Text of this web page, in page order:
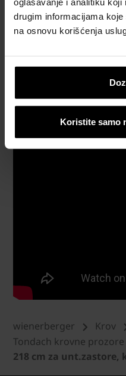
drugim informacijama
na osnovu korišćenja
Koristite samo
besplatan
uzorak
crepa
Katalozi,
dokumentacija
wienerberger Krov
Tondach krovne prozore
218 cm za unt.zastore,